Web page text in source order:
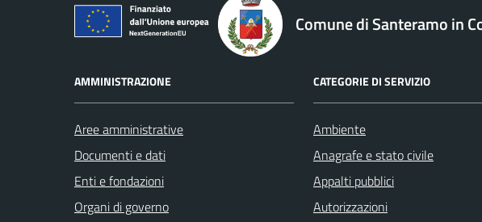
logo Unione Europea
Comune di Santeramo in
AMMINISTRAZIONE
Aree amministrative
Documenti e dati
Enti e fondazioni
Organi di governo
CATEGORIE DI SERVIZIO
Ambiente
Anagrafe e stato civile
Appalti pubblici
Autorizzazioni